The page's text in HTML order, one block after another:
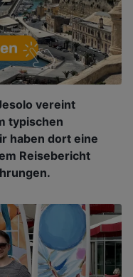
vereint
typischen
haben dort eine
Reisebericht